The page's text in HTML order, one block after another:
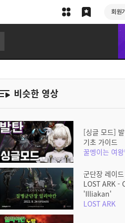
회원
비슷한 영상
[싱글 모드]
기초 가이드
꿀멩이는 여왕
군단장 레이
LOST ARK
'Illiakan'
LOST ARK